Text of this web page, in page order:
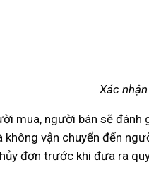
Xác
mua, người bán sẽ
không vận chuyển đến
đơn trước khi đưa ra